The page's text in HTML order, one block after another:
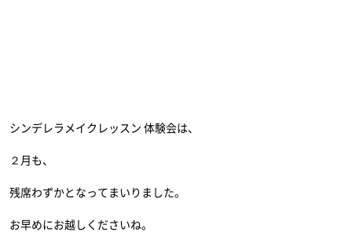
シンデレラメイクレッスン 体験会は、
２月も、
残席わずかとなってまいりました。
お早めにお越しくださいね。